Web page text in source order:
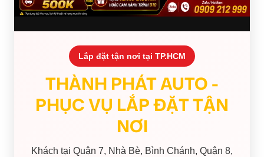
Lắp đặt tận nơi tại TP.HCM
THÀNH PHÁT AUTO -
PHỤC VỤ LẮP ĐẶT TẬN
NƠI
Khách tại Quận 7, Nhà Bè, Bình Chánh, Quận 8,